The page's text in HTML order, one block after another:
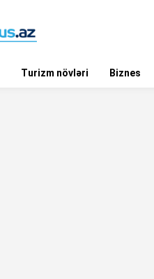
Turizm növləri Biznes